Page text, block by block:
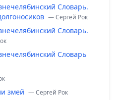
Словарь.
— Сергей Рок
Словарь.
Словарь
змей — Сергей Рок